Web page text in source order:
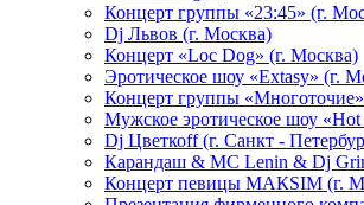
Концерт группы «23:45» (г.
Dj Львов (г. Москва)
Концерт «Loc Dog» (г. Москва)
Эротическое шоу «Extasy» (г.
Концерт группы
Мужское эротическое шоу
Dj Цветкоff (г. Санкт -
Карандаш & МС Lenin & Dj
Концерт певицы МАКSIМ (г.